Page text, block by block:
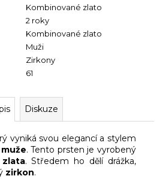
Kombinované zlato
2 roky
Kombinované zlato
Muži
Zirkony
61
Diskuze
vyniká svou elegancí a stylem
. Tento prsten je vyrobený
zlata. Středem ho dělí drážka,
zirkon.